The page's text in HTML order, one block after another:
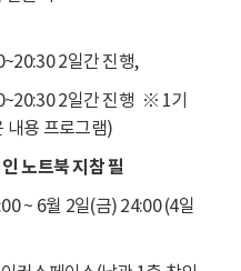
2일간 진행,
2일간 진행 ※ 1기
내용 프로그램)
노트북 지참 필
~ 6월 2일(금) 24:00 (4일